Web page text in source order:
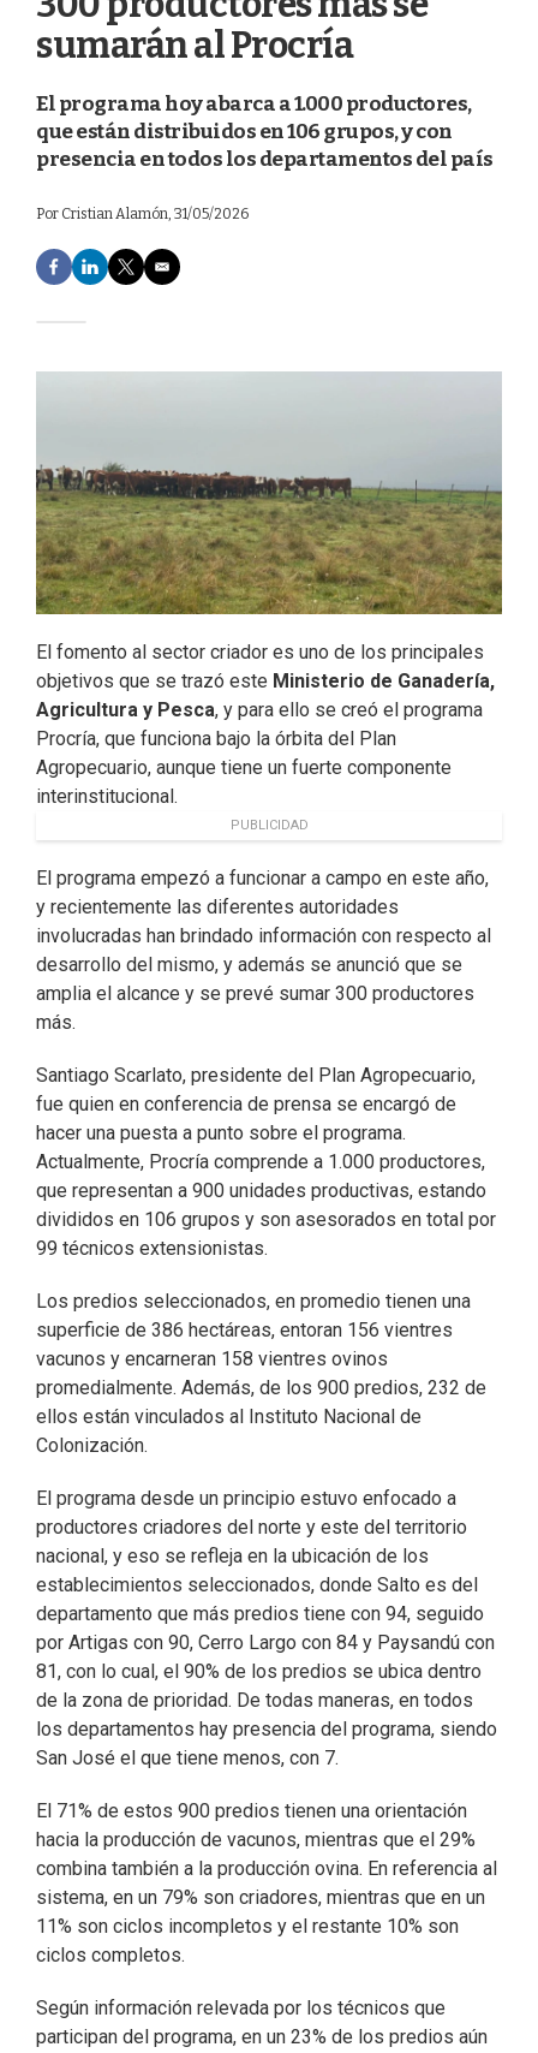
sumarán al Procría
El programa hoy abarca a 1.000 productores,
que están distribuidos en 106 grupos, y con
presencia en todos los departamentos del país
Por Cristian Alamón, 31/05/2026
F
a
e
o
L
i
d
T
w
e
E
m
El fomento al sector criador es uno de los principales
objetivos que se trazó este Ministerio de Ganadería,
Agricultura y Pesca, y para ello se creó el programa
Procría, que funciona bajo la órbita del Plan
Agropecuario, aunque tiene un fuerte componente
interinstitucional.
PUBLICIDAD
El programa empezó a funcionar a campo en este año,
y recientemente las diferentes autoridades
involucradas han brindado información con respecto al
desarrollo del mismo, y además se anunció que se
amplia el alcance y se prevé sumar 300 productores
más.
Santiago Scarlato, presidente del Plan Agropecuario,
fue quien en conferencia de prensa se encargó de
hacer una puesta a punto sobre el programa.
Actualmente, Procría comprende a 1.000 productores,
que representan a 900 unidades productivas, estando
divididos en 106 grupos y son asesorados en total por
99 técnicos extensionistas.
Los predios seleccionados, en promedio tienen una
superficie de 386 hectáreas, entoran 156 vientres
vacunos y encarneran 158 vientres ovinos
promedialmente. Además, de los 900 predios, 232 de
ellos están vinculados al Instituto Nacional de
Colonización.
El programa desde un principio estuvo enfocado a
productores criadores del norte y este del territorio
nacional, y eso se refleja en la ubicación de los
establecimientos seleccionados, donde Salto es del
departamento que más predios tiene con 94, seguido
por Artigas con 90, Cerro Largo con 84 y Paysandú con
81, con lo cual, el 90% de los predios se ubica dentro
de la zona de prioridad. De todas maneras, en todos
los departamentos hay presencia del programa, siendo
San José el que tiene menos, con 7.
El 71% de estos 900 predios tienen una orientación
hacia la producción de vacunos, mientras que el 29%
combina también a la producción ovina. En referencia al
sistema, en un 79% son criadores, mientras que en un
11% son ciclos incompletos y el restante 10% son
ciclos completos.
Según información relevada por los técnicos que
participan del programa, en un 23% de los predios aún